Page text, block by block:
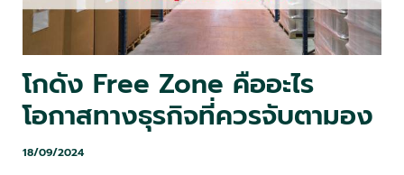
โกดัง Free Zone คืออะไร
โอกาสทางธุรกิจที่ควรจับตามอง
18/09/2024